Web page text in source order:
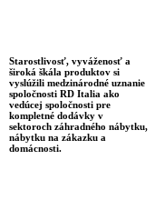
Starostlivosť, vyváženosť a
široká škála produktov si
vyslúžili medzinárodné uznanie
spoločnosti RD Italia ako
vedúcej spoločnosti pre
kompletné dodávky v
sektoroch záhradného nábytku,
nábytku na zákazku a
domácnosti.